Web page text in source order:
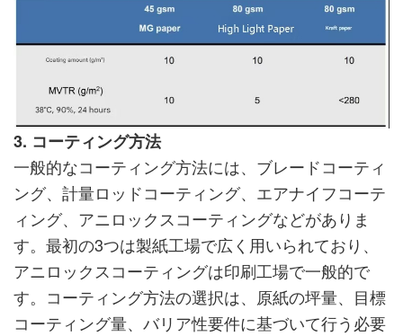
3. コーティング方法
一般的なコーティング方法には、ブレードコーティ
ング、計量ロッドコーティング、エアナイフコーテ
ィング、アニロックスコーティングなどがありま
す。最初の3つは製紙工場で広く用いられており、
アニロックスコーティングは印刷工場で一般的で
す。コーティング方法の選択は、原紙の坪量、目標
コーティング量、バリア性要件に基づいて行う必要